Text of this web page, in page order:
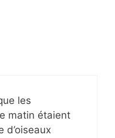
les
matin étaient
d’oiseaux